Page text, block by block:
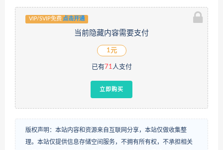
VIP/SVIP免费 点击开通
当前隐藏内容需要支付
1元
已有71人支付
立即购买
版权声明：本站内容和资源来自互联网分享，本站仅做收集整
理。本站仅提供信息存储空间服务，不拥有所有权，不承担相关